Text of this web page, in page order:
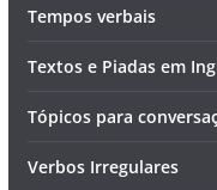
Tempos verbais
Textos e Piadas em
Tópicos para
Verbos Irregulares